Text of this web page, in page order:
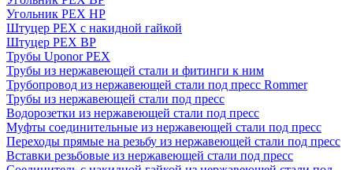
Угольник PEX НР
Штуцер PEX c накидной гайкой
Штуцер PEX ВР
Трубы Uponor PEX
Трубы из нержавеющей стали и фитинги к ним
Трубопровод из нержавеющей стали под пресс Rommer
Трубы из нержавеющей стали под пресс
Водорозетки из нержавеющей стали под пресс
Муфты соединительные из нержавеющей стали под пресс
Переходы прямые на резьбу из нержавеющей стали под пресс
Вставки резьбовые из нержавеющей стали под пресс